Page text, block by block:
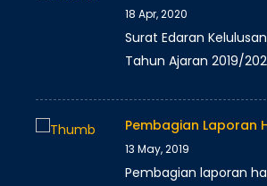
18 Apr, 2020
Surat Edaran
Tahun Ajaran 2019/
Pembagian Laporan
13 May, 2019
Pembagian laporan